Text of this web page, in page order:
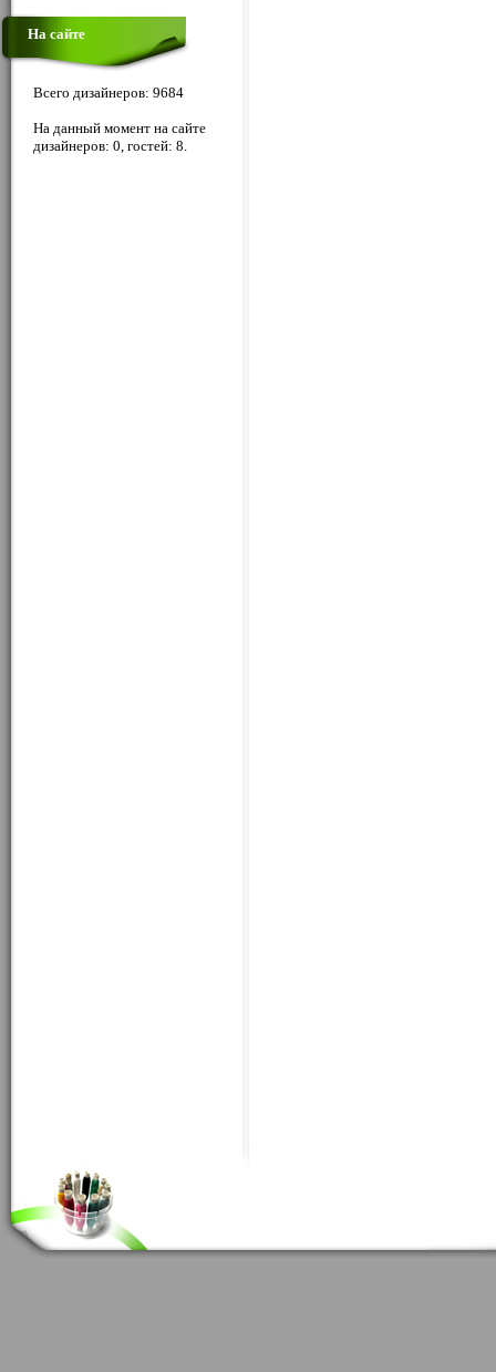
На сайте
Всего дизайнеров: 9684
На данный момент на сайте
дизайнеров: 0, гостей: 8.